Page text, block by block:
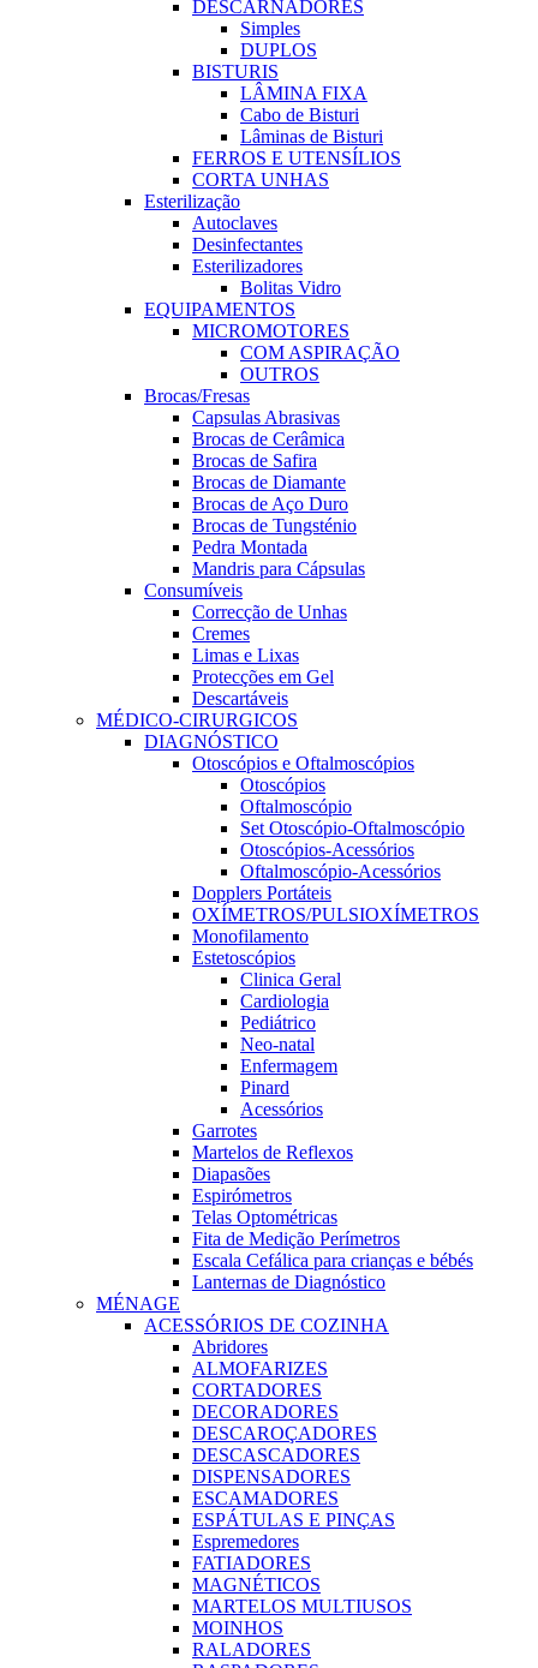
DESCARNADORES
Simples
DUPLOS
BISTURIS
LÂMINA FIXA
Cabo de Bisturi
Lâminas de Bisturi
FERROS E UTENSÍLIOS
CORTA UNHAS
Esterilização
Autoclaves
Desinfectantes
Esterilizadores
Bolitas Vidro
EQUIPAMENTOS
MICROMOTORES
COM ASPIRAÇÃO
OUTROS
Brocas/Fresas
Capsulas Abrasivas
Brocas de Cerâmica
Brocas de Safira
Brocas de Diamante
Brocas de Aço Duro
Brocas de Tungsténio
Pedra Montada
Mandris para Cápsulas
Consumíveis
Correcção de Unhas
Cremes
Limas e Lixas
Protecções em Gel
Descartáveis
MÉDICO-CIRURGICOS
DIAGNÓSTICO
Otoscópios e Oftalmoscópios
Otoscópios
Oftalmoscópio
Set Otoscópio-Oftalmoscópio
Otoscópios-Acessórios
Oftalmoscópio-Acessórios
Dopplers Portáteis
OXÍMETROS/PULSIOXÍMETROS
Monofilamento
Estetoscópios
Clinica Geral
Cardiologia
Pediátrico
Neo-natal
Enfermagem
Pinard
Acessórios
Garrotes
Martelos de Reflexos
Diapasões
Espirómetros
Telas Optométricas
Fita de Medição Perímetros
Escala Cefálica para crianças e bébés
Lanternas de Diagnóstico
MÉNAGE
ACESSÓRIOS DE COZINHA
Abridores
ALMOFARIZES
CORTADORES
DECORADORES
DESCAROÇADORES
DESCASCADORES
DISPENSADORES
ESCAMADORES
ESPÁTULAS E PINÇAS
Espremedores
FATIADORES
MAGNÉTICOS
MARTELOS MULTIUSOS
MOINHOS
RALADORES